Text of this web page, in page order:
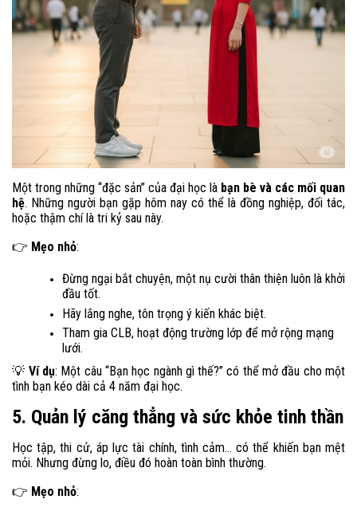
Một trong những “đặc sản” của đại học là bạn bè và các mối quan
hệ. Những người bạn gặp hôm nay có thể là đồng nghiệp, đối tác,
hoặc thậm chí là tri kỷ sau này.
👉 Mẹo nhỏ:
Đừng ngại bắt chuyện, một nụ cười thân thiện luôn là khởi
đầu tốt.
Hãy lắng nghe, tôn trọng ý kiến khác biệt.
Tham gia CLB, hoạt động trường lớp để mở rộng mạng
lưới.
💡 Ví dụ: Một câu “Bạn học ngành gì thế?” có thể mở đầu cho một
tình bạn kéo dài cả 4 năm đại học.
5. Quản lý căng thẳng và sức khỏe tinh thần
Học tập, thi cử, áp lực tài chính, tình cảm… có thể khiến bạn mệt
mỏi. Nhưng đừng lo, điều đó hoàn toàn bình thường.
👉 Mẹo nhỏ: